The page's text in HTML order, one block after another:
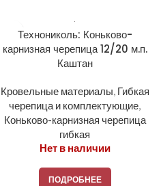
Технониколь: Коньково-
карнизная черепица 12/20 м.п.
Каштан
Кровельные материалы, Гибкая
черепица и комплектующие,
Коньково-карнизная черепица
гибкая
Нет в наличии
ПОДРОБНЕЕ